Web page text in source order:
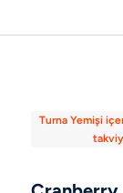
Turna Yemişi